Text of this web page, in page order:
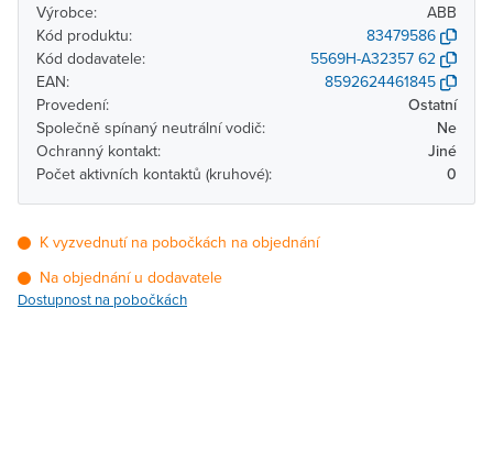
Výrobce:
ABB
Kód produktu:
83479586
Kód dodavatele:
5569H-A32357 62
EAN:
8592624461845
Provedení:
Ostatní
Společně spínaný neutrální vodič:
Ne
Ochranný kontakt:
Jiné
Počet aktivních kontaktů (kruhové):
0
K vyzvednutí na pobočkách na objednání
Na objednání u dodavatele
Dostupnost na pobočkách